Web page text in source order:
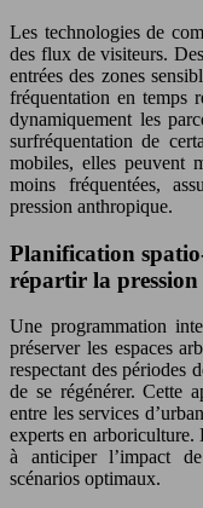
Les technologies de
des flux de visiteurs.
entrées des zones
fréquentation en temps
dynamiquement les
surfréquentation de
mobiles, elles peuvent
moins fréquentées,
pression anthropique.
Planification
répartir la
Une programmation
préserver les espaces
respectant des périodes
de se régénérer. Cette
entre les services
experts en
à anticiper l’impact
scénarios optimaux.